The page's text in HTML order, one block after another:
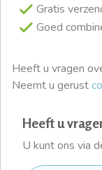
Gratis
Goed
Heeft u vragen
Neemt u gerust
Heeft u
U kunt ons via